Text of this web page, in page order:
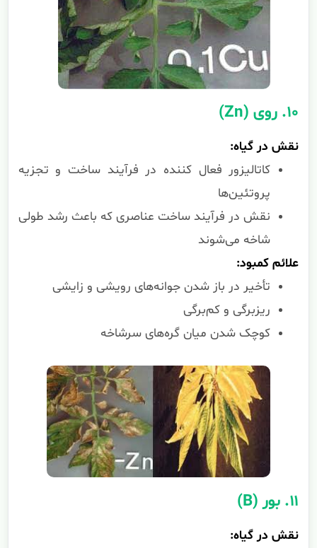
۱۰. روی (Zn)
نقش در گیاه:
کاتالیزور فعال کننده در فرآیند ساخت و تجزیه
پروتئین‌ها
نقش در فرآیند ساخت عناصری که باعث رشد طولی
شاخه می‌شوند
علائم کمبود:
تأخیر در باز شدن جوانه‌های رویشی و زایشی
ریزبرگی و کم‌برگی
کوچک شدن میان گره‌های سرشاخه
۱۱. بور (B)
نقش در گیاه: